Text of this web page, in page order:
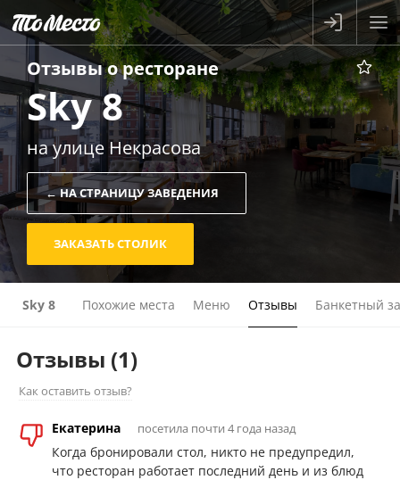
Отзывы оресторане
Sky 8
на улице Некрасова
← НА СТРАНИЦУ ЗАВЕДЕНИЯ
ЗАКАЗАТЬ СТОЛИК
Sky 8 Похожие места Меню Отзывы Банкетный
Отзывы (1)
Как оставить отзыв?
Екатерина посетила почти 4 года назад
Когда бронировали стол, никто не предупредил,
что ресторан работает последний день и из блюд